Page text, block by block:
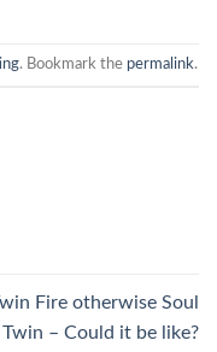
. Bookmark the permalink.
Fire otherwise Soul
Twin – Could it be like?